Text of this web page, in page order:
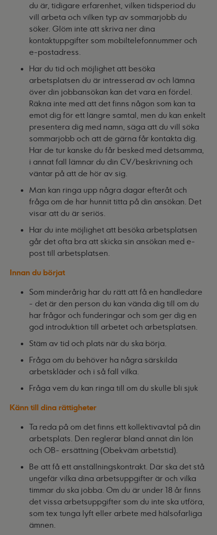
du är, tidigare erfarenhet, vilken tidsperiod du
vill arbeta och vilken typ av sommarjobb du
söker. Glöm inte att skriva ner dina
kontaktuppgifter som mobiltelefonnummer och
e-postadress.
Har du tid och möjlighet att besöka
arbetsplatsen du är intresserad av och lämna
över din jobbansökan kan det vara en fördel.
Räkna inte med att det finns någon som kan ta
emot dig för ett längre samtal, men du kan enkelt
presentera dig med namn, säga att du vill söka
sommarjobb och att de gärna får kontakta dig.
Har de tur kanske du får besked med detsamma,
i annat fall lämnar du din CV/beskrivning och
väntar på att de hör av sig.
Man kan ringa upp några dagar efteråt och
fråga om de har hunnit titta på din ansökan. Det
visar att du är seriös.
Har du inte möjlighet att besöka arbetsplatsen
går det ofta bra att skicka sin ansökan med e-
post till arbetsplatsen.
Innan du börjat
Som minderårig har du rätt att få en handledare
- det är den person du kan vända dig till om du
har frågor och funderingar och som ger dig en
god introduktion till arbetet och arbetsplatsen.
Stäm av tid och plats när du ska börja.
Fråga om du behöver ha några särskilda
arbetskläder och i så fall vilka.
Fråga vem du kan ringa till om du skulle bli sjuk
Känn till dina rättigheter
Ta reda på om det finns ett kollektivavtal på din
arbetsplats. Den reglerar bland annat din lön
och OB- ersättning (Obekväm arbetstid).
Be att få ett anställningskontrakt. Där ska det stå
ungefär vilka dina arbetsuppgifter är och vilka
timmar du ska jobba. Om du är under 18 år finns
det vissa arbetsuppgifter som du inte ska utföra,
som tex tunga lyft eller arbete med hälsofarliga
ämnen.